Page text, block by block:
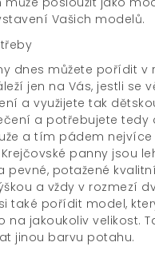
Vašich modelů.
dnes můžete pořídit v
jen na Vás, jestli se
a využijete tak
a potřebujete tedy
a tím pádem nejvíce
panny jsou
potažené
a vždy v rozmezí
také pořídit model,
na jakoukoliv velikost.
jinou barvu potahu.